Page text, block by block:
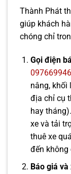
Thành Phát
giúp khách
chóng chỉ
Gọi điện
nâng, khối
địa chỉ cụ
hay
xe và tải
thuê xe
đến không
Báo giá và